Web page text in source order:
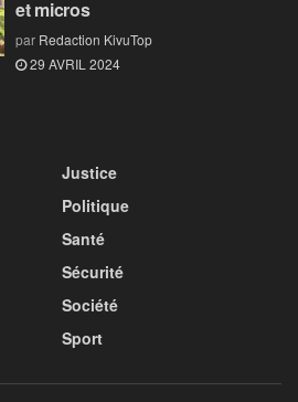
et micros
par Redaction KivuTop
29 AVRIL 2024
Justice
Politique
Santé
Sécurité
Société
Sport